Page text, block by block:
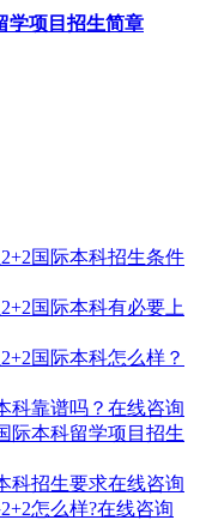
学项目招生简章
国际本科招生条件
国际本科有必要上
国际本科怎么样？
科靠谱吗？ 在线咨询
际本科留学项目招生
科招生要求在线咨询
怎么样?在线咨询